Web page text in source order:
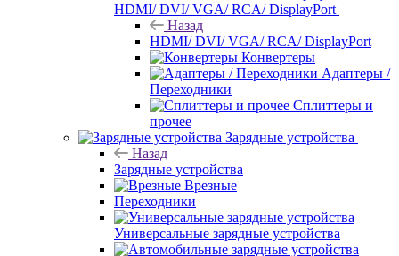
HDMI/ DVI/ VGA/ RCA/ DisplayPort
Назад
HDMI/ DVI/ VGA/ RCA/ DisplayPort
Конвертеры
Адаптеры /
Переходники
Сплиттеры и
прочее
Зарядные устройства
Назад
Зарядные устройства
Врезные
Переходники
Универсальные зарядные устройства